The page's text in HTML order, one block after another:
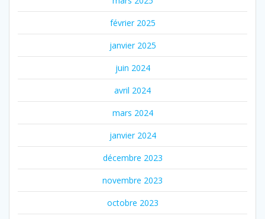
février 2025
janvier 2025
juin 2024
avril 2024
mars 2024
janvier 2024
décembre 2023
novembre 2023
octobre 2023